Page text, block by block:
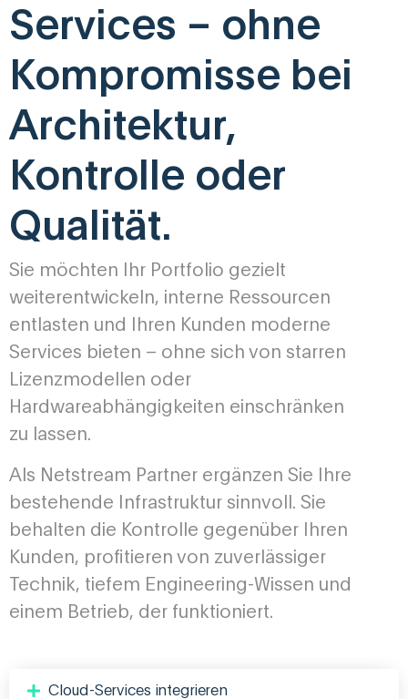
Services – ohne
Kompromisse bei
Architektur,
Kontrolle oder
Qualität.
Sie möchten Ihr Portfolio gezielt
weiterentwickeln, interne Ressourcen
entlasten und Ihren Kunden moderne
Services bieten – ohne sich von starren
Lizenzmodellen oder
Hardwareabhängigkeiten einschränken
zu lassen.
Als Netstream Partner ergänzen Sie Ihre
bestehende Infrastruktur sinnvoll. Sie
behalten die Kontrolle gegenüber Ihren
Kunden, profitieren von zuverlässiger
Technik, tiefem Engineering-Wissen und
einem Betrieb, der funktioniert.
Cloud-Services integrieren